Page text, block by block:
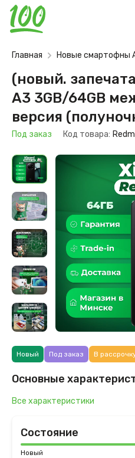
Главная Новые смартофны
(новый.
A3 3GB/64GB
версия
Под заказ Код товара:
Новый Под заказ В
Основные
Все характеристики
Состояние
Новый